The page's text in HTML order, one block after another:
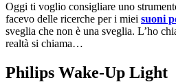
Oggi ti voglio consigliare uno
facevo delle ricerche per i miei suoni
sveglia che non è una sveglia. L’ho
realtà si chiama…
Philips Wake-Up Light